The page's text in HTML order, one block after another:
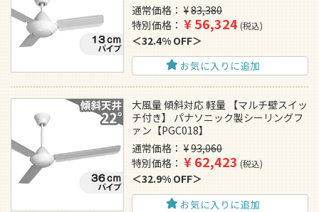
通常価格
¥83,380
特別価格
¥56,324 税込
32.4% OFF
お気に入りに追加
大風量 傾斜対応 軽量 【マルチ壁スイッ
チ付き】 パナソニック製シーリングフ
ァン【PGC018】
通常価格
¥93,060
特別価格
¥62,423 税込
32.9% OFF
お気に入りに追加